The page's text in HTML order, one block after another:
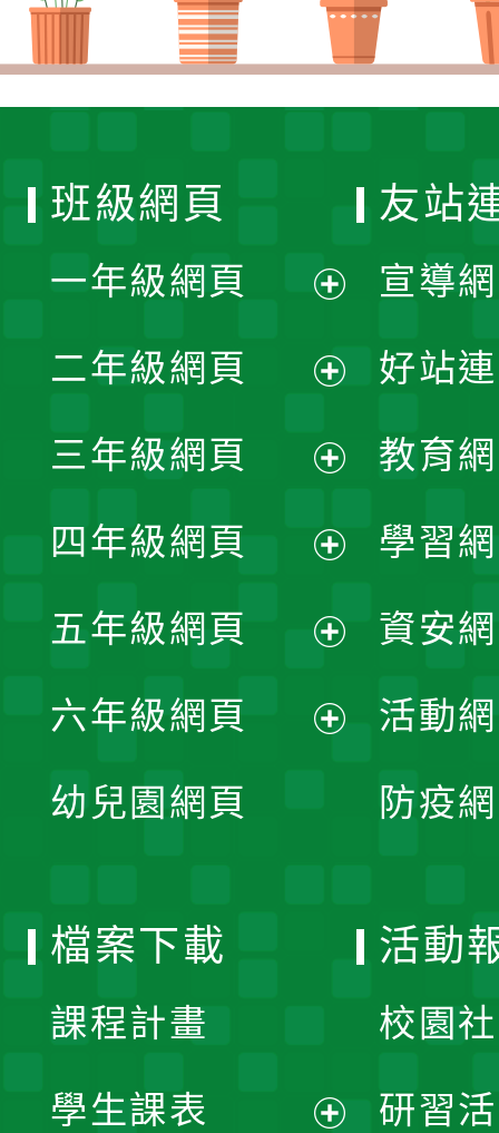
班級網頁
一年級網頁
開
選
單
二年級網頁
開
選
單
三年級網頁
開
選
單
四年級網頁
開
選
五年級網頁
開
六年級網頁
幼兒園網頁
友站
宣導
好站
教育
學習
資安
活動
防疫
檔案下載
課程計畫
學生課表
活動
校園
研習